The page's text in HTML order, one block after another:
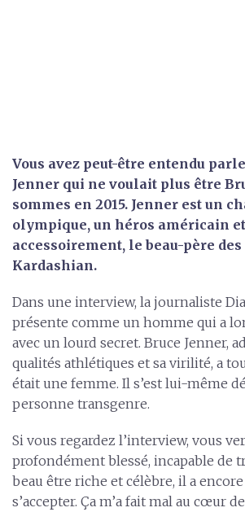
Vous avez peut-être entendu
Jenner qui ne voulait plus être
sommes en 2015. Jenner est un
olympique, un héros américain
accessoirement, le beau-père
Kardashian.
Dans une interview, la journaliste
présente comme un homme qui a
avec un lourd secret. Bruce Jenner,
qualités athlétiques et sa virilité, a
était une femme. Il s’est lui-même
personne transgenre.
Si vous regardez l’interview, vous
profondément blessé, incapable de
beau être riche et célèbre, il a
s’accepter. Ça m’a fait mal au cœur